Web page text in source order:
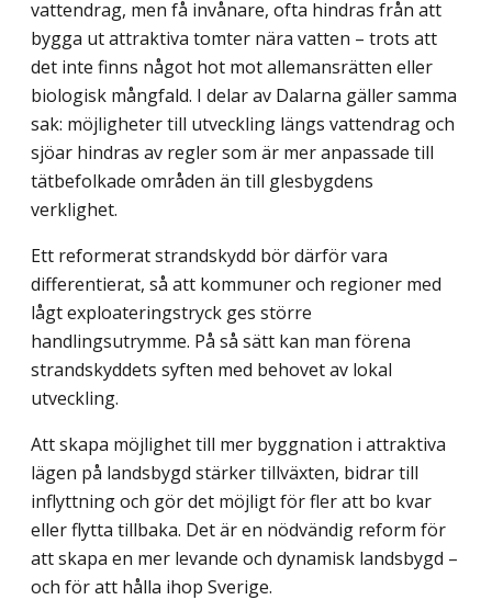
vattendrag, men få invånare, ofta hindras från att
bygga ut attraktiva tomter nära vatten – trots att
det inte finns något hot mot allemansrätten eller
biologisk mångfald. I delar av Dalarna gäller samma
sak: möjligheter till utveckling längs vattendrag och
sjöar hindras av regler som är mer anpassade till
tätbefolkade områden än till glesbygdens
verklighet.
Ett reformerat strandskydd bör därför vara
differentierat, så att kommuner och regioner med
lågt exploateringstryck ges större
handlingsutrymme. På så sätt kan man förena
strandskyddets syften med behovet av lokal
utveckling.
Att skapa möjlighet till mer byggnation i attraktiva
lägen på landsbygd stärker tillväxten, bidrar till
inflyttning och gör det möjligt för fler att bo kvar
eller flytta tillbaka. Det är en nödvändig reform för
att skapa en mer levande och dynamisk landsbygd –
och för att hålla ihop Sverige.